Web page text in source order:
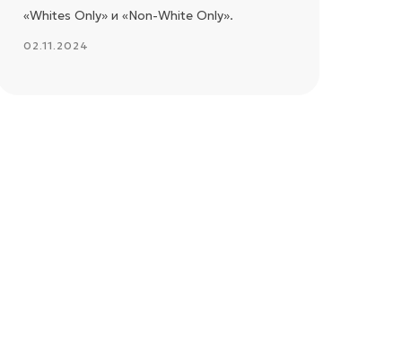
«Whites Only» и «Non-White Only».
02.11.2024